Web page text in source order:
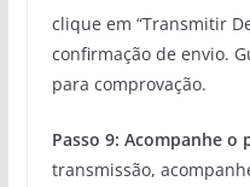
clique em “Transmitir
confirmação de envio.
para comprovação.
Passo 9: Acompanhe o
transmissão,